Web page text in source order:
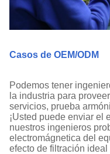
Casos de OEM/ODM
Podemos tener
la industria para
servicios, prueba
¡Usted puede enviar el
nuestros ingenieros
electromágnetica del
efecto de filtración ideal